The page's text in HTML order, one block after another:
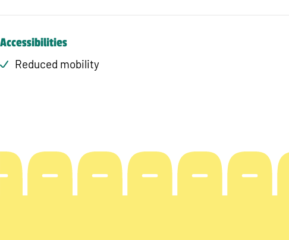
Accessibilities
Reduced mobility